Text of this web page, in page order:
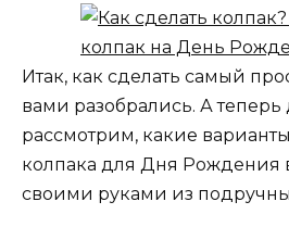
Итак, как сделать самый
вами разобрались. А теперь
рассмотрим, какие
колпака для Дня Рождения
своими руками из